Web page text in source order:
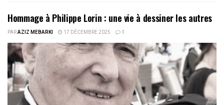
Hommage à Philippe Lorin : une vie à dessiner les autres
PARAZIZ MEBARKI 17 DÉCEMBRE 2025 1